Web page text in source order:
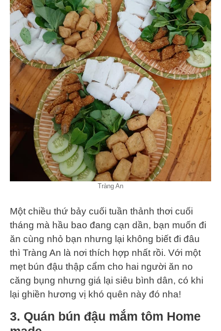
Tràng An
Một chiều thứ bảy cuối tuần thảnh thơi cuối
tháng mà hầu bao đang cạn dần, bạn muốn đi
ăn cùng nhỏ bạn nhưng lại không biết đi đâu
thì Tràng An là nơi thích hợp nhất rồi. Với một
mẹt bún đậu thập cẩm cho hai người ăn no
căng bụng nhưng giá lại siêu bình dân, có khi
lại ghiền hương vị khó quên này đó nha!
3. Quán bún đậu mắm tôm Home